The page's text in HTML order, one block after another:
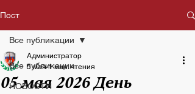
Пост
Все публикации
НОВОСТИ
Все публикации
05 мая 2026 День
Администратор
5 мая 1 мин. чтения